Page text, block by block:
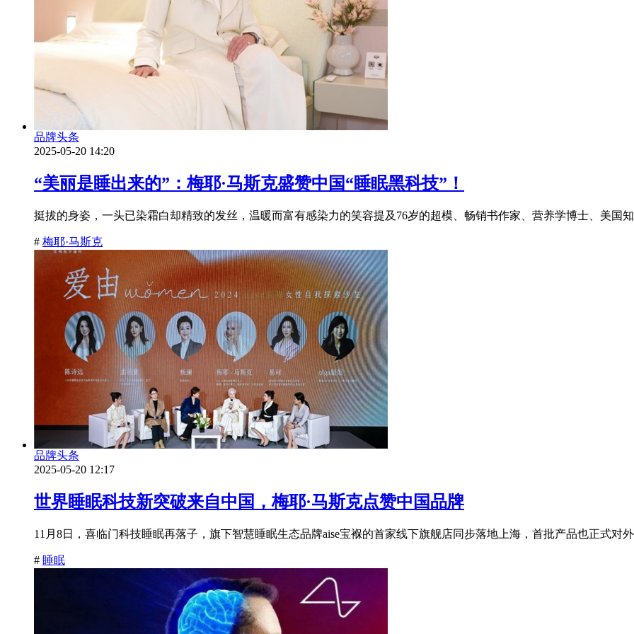
品牌头条
2025-05-20 14:20
“美丽是睡出来的”：梅耶·马斯克盛赞中国“睡眠黑科技”！
挺拔的身姿，一头已染霜白却精致的发丝，温暖而富有感染力的笑容提及76岁的超模、畅销书作家、营养学博士、美国
# 梅耶·马斯克
品牌头条
2025-05-20 12:17
世界睡眠科技新突破来自中国，梅耶·马斯克点赞中国品牌
11月8日，喜临门科技睡眠再落子，旗下智慧睡眠生态品牌aise宝褓的首家线下旗舰店同步落地上海，首批产品也正式对
# 睡眠